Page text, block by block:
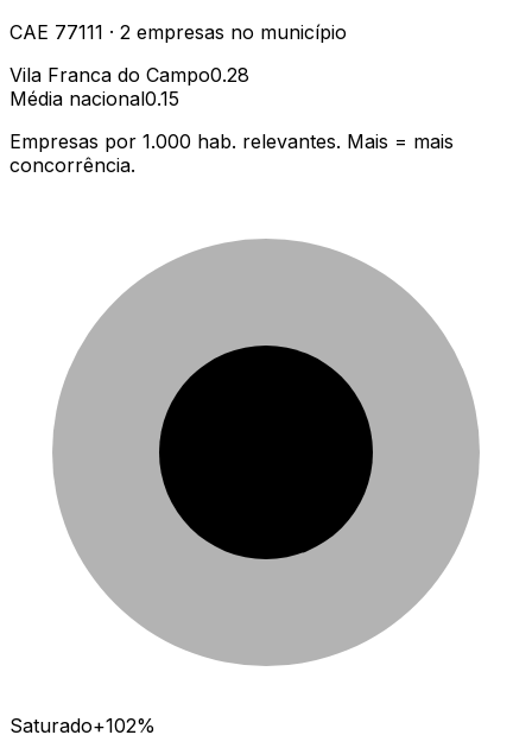
CAE 77111 · 2 empresas no município
Vila Franca do Campo0.28
Média nacional0.15
Empresas por 1.000 hab. relevantes. Mais = mais
concorrência.
Saturado+102%